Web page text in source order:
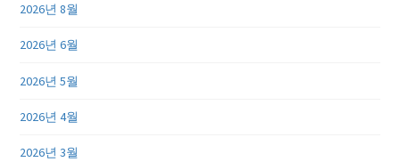
2026년 8월
2026년 6월
2026년 5월
2026년 4월
2026년 3월